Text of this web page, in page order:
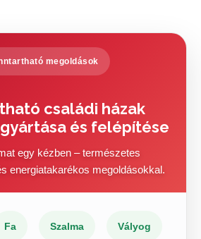
megoldások
családi házak
és felépítése
egy kézben – természetes
energiatakarékos megoldásokkal.
Fa Szalma Vályog